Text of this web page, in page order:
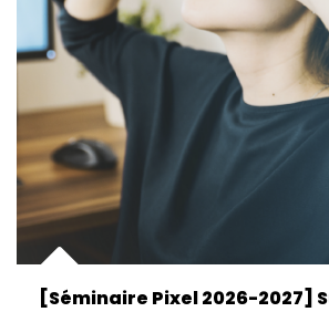
[Séminaire Pixel 2026-2027]